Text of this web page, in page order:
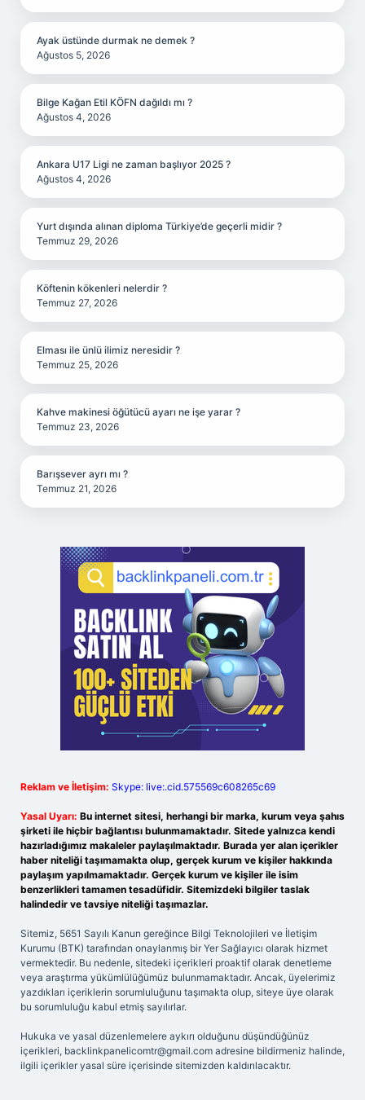
Ayak üstünde durmak ne demek ?
Ağustos 5, 2026
Bilge Kağan Etil KÖFN dağıldı mı ?
Ağustos 4, 2026
Ankara U17 Ligi ne zaman başlıyor 2025 ?
Ağustos 4, 2026
Yurt dışında alınan diploma Türkiye’de geçerli midir ?
Temmuz 29, 2026
Köftenin kökenleri nelerdir ?
Temmuz 27, 2026
Elması ile ünlü ilimiz neresidir ?
Temmuz 25, 2026
Kahve makinesi öğütücü ayarı ne işe yarar ?
Temmuz 23, 2026
Barışsever ayrı mı ?
Temmuz 21, 2026
Reklam ve İletişim: Skype: live:.cid.575569c608265c69
Yasal Uyarı: Bu internet sitesi, herhangi bir marka, kurum veya şahıs
şirketi ile hiçbir bağlantısı bulunmamaktadır. Sitede yalnızca kendi
hazırladığımız makaleler paylaşılmaktadır. Burada yer alan içerikler
haber niteliği taşımamakta olup, gerçek kurum ve kişiler hakkında
paylaşım yapılmamaktadır. Gerçek kurum ve kişiler ile isim
benzerlikleri tamamen tesadüfidir. Sitemizdeki bilgiler taslak
halindedir ve tavsiye niteliği taşımazlar.
Sitemiz, 5651 Sayılı Kanun gereğince Bilgi Teknolojileri ve İletişim
Kurumu (BTK) tarafından onaylanmış bir Yer Sağlayıcı olarak hizmet
vermektedir. Bu nedenle, sitedeki içerikleri proaktif olarak denetleme
veya araştırma yükümlülüğümüz bulunmamaktadır. Ancak, üyelerimiz
yazdıkları içeriklerin sorumluluğunu taşımakta olup, siteye üye olarak
bu sorumluluğu kabul etmiş sayılırlar.
Hukuka ve yasal düzenlemelere aykırı olduğunu düşündüğünüz
içerikleri, backlinkpanelicomtr@gmail.com adresine bildirmeniz halinde,
ilgili içerikler yasal süre içerisinde sitemizden kaldırılacaktır.